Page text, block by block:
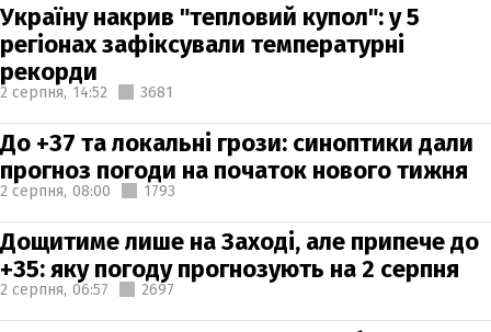
Україну накрив "тепловий купол": у 5
регіонах зафіксували температурні
рекорди
2 серпня, 14:52 3681
До +37 та локальні грози: синоптики дали
прогноз погоди на початок нового тижня
2 серпня, 08:00 1793
Дощитиме лише на Заході, але припече до
+35: яку погоду прогнозують на 2 серпня
2 серпня, 06:57 2697